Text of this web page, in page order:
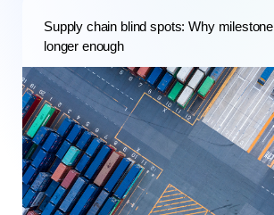
Supply chain blind spots: Why
longer enough